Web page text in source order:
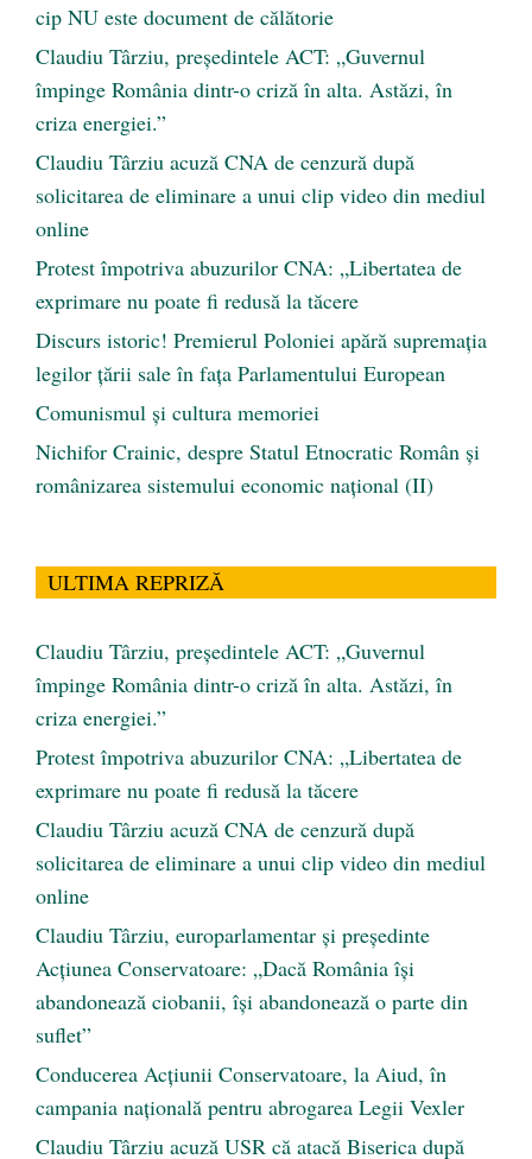
cip NU este document de călătorie
Claudiu Târziu, președintele ACT: „Guvernul
împinge România dintr-o criză în alta. Astăzi, în
criza energiei.”
Claudiu Târziu acuză CNA de cenzură după
solicitarea de eliminare a unui clip video din mediul
online
Protest împotriva abuzurilor CNA: „Libertatea de
exprimare nu poate fi redusă la tăcere
Discurs istoric! Premierul Poloniei apără supremația
legilor țării sale în fața Parlamentului European
Comunismul şi cultura memoriei
Nichifor Crainic, despre Statul Etnocratic Român şi
românizarea sistemului economic naţional (II)
ULTIMA REPRIZĂ
Claudiu Târziu, președintele ACT: „Guvernul
împinge România dintr-o criză în alta. Astăzi, în
criza energiei.”
Protest împotriva abuzurilor CNA: „Libertatea de
exprimare nu poate fi redusă la tăcere
Claudiu Târziu acuză CNA de cenzură după
solicitarea de eliminare a unui clip video din mediul
online
Claudiu Târziu, europarlamentar și președinte
Acțiunea Conservatoare: „Dacă România își
abandonează ciobanii, își abandonează o parte din
suflet”
Conducerea Acțiunii Conservatoare, la Aiud, în
campania națională pentru abrogarea Legii Vexler
Claudiu Târziu acuză USR că atacă Biserica după